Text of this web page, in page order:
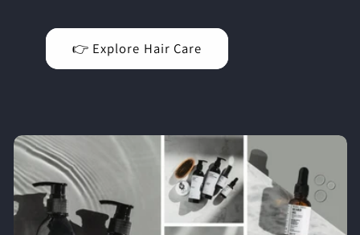
👉 Explore Hair Care